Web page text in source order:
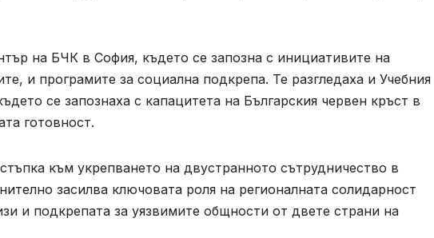
на БЧК в София, където се запозна с инициативите на
и програмите за социална подкрепа. Те разгледаха и Учебния
се запознаха с капацитета на Българския червен кръст в
готовност.
към укрепването на двустранното сътрудничество в
засилва ключовата роля на регионалната солидарност
и подкрепата за уязвимите общности от двете страни на